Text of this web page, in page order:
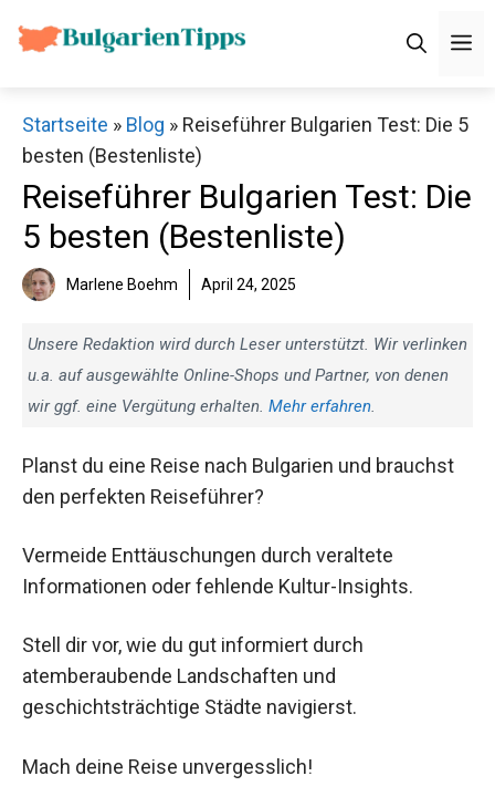
Inhalt
Startseite » Blog » Reiseführer Bulgarien Test: Die 5
besten (Bestenliste)
Reiseführer Bulgarien Test: Die
5 besten (Bestenliste)
Marlene Boehm April 24, 2025
Unsere Redaktion wird durch Leser unterstützt. Wir verlinken
u.a. auf ausgewählte Online-Shops und Partner, von denen
wir ggf. eine Vergütung erhalten. Mehr erfahren.
Planst du eine Reise nach Bulgarien und brauchst
den perfekten Reiseführer?
Vermeide Enttäuschungen durch veraltete
Informationen oder fehlende Kultur-Insights.
Stell dir vor, wie du gut informiert durch
atemberaubende Landschaften und
geschichtsträchtige Städte navigierst.
Mach deine Reise unvergesslich!